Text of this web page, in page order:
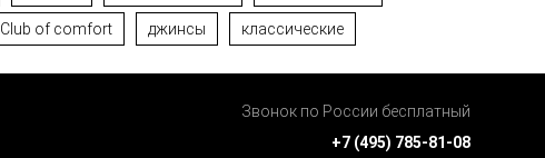
Club of comfort джинсы классические
Звонок по России бесплатный
+7 (495) 785-81-08